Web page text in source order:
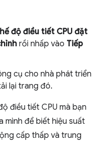
độ điều tiết CPU đặt
rồi nhấp vào Tiếp
cụ cho nhà phát triển
lại trang đó.
điều tiết CPU mà bạn
mình để biết hiệu suất
cấp thấp và trung